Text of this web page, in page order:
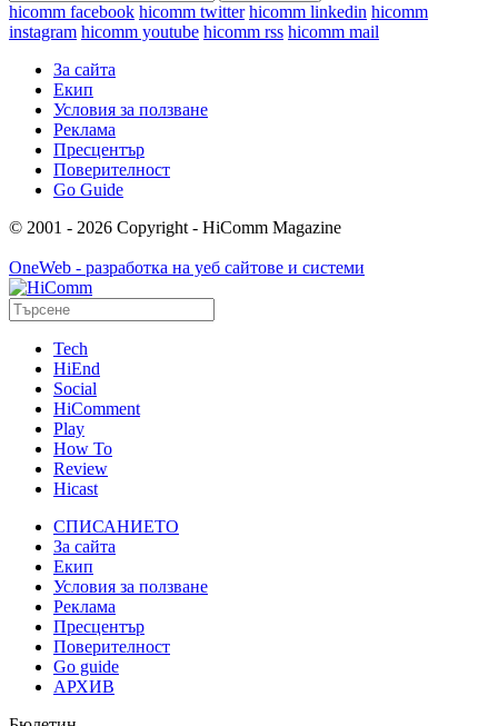
hicomm facebook hicomm twitter hicomm linkedin hicomm
instagram hicomm youtube hicomm rss hicomm mail
За сайта
Екип
Условия за ползване
Реклама
Пресцентър
Поверителност
Go Guide
© 2001 - 2026 Copyright - HiComm Magazine
OneWeb - разработка на уеб сайтове и системи
Tech
HiEnd
Social
HiComment
Play
How To
Review
Hicast
СПИСАНИЕТО
За сайта
Екип
Условия за ползване
Реклама
Пресцентър
Поверителност
Go guide
АРХИВ